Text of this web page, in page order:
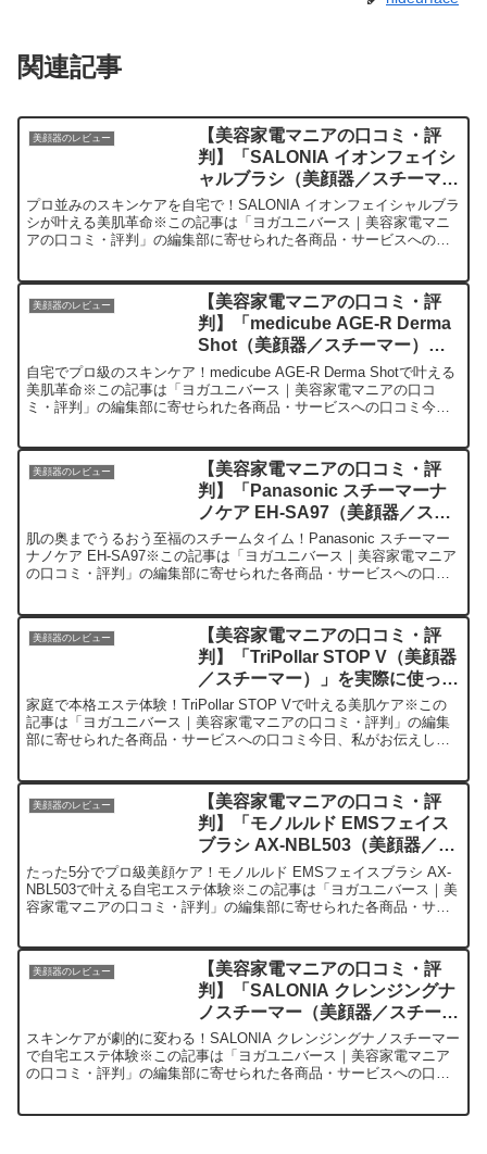
関連記事
美顔器のレビュー
【美容家電マニアの口コミ・評
判】「SALONIA イオンフェイシ
ャルブラシ（美顔器／スチーマ
ー）」を実際に使ってみた正直感
想
プロ並みのスキンケアを自宅で！SALONIA イオンフェイシャルブラ
シが叶える美肌革命※この記事は「ヨガユニバース｜美容家電マニ
アの口コミ・評判」の編集部に寄せられた各商品・サービスへの口
美顔器のレビュー
【美容家電マニアの口コミ・評
判】「medicube AGE-R Derma
Shot（美顔器／スチーマー）」
を実際に使ってみた正直感想
自宅でプロ級のスキンケア！medicube AGE-R Derma Shotで叶える
美肌革命※この記事は「ヨガユニバース｜美容家電マニアの口コ
ミ・評判」の編集部に寄せられた各商品・サービスへの口コミ今
美顔器のレビュー
【美容家電マニアの口コミ・評
判】「Panasonic スチーマーナ
ノケア EH-SA97（美顔器／スチ
ーマー）」を実際に使ってみた正
直感想
肌の奥までうるおう至福のスチームタイム！Panasonic スチーマー
ナノケア EH-SA97※この記事は「ヨガユニバース｜美容家電マニア
の口コミ・評判」の編集部に寄せられた各商品・サービスへの口コ
美顔器のレビュー
【美容家電マニアの口コミ・評
判】「TriPollar STOP V（美顔器
／スチーマー）」を実際に使って
みた正直感想
家庭で本格エステ体験！TriPollar STOP Vで叶える美肌ケア※この
記事は「ヨガユニバース｜美容家電マニアの口コミ・評判」の編集
部に寄せられた各商品・サービスへの口コミ今日、私がお伝えした
美顔器のレビュー
【美容家電マニアの口コミ・評
判】「モノルルド EMSフェイス
ブラシ AX-NBL503（美顔器／ス
チーマー）」を実際に使ってみた
正直感想
たった5分でプロ級美顔ケア！モノルルド EMSフェイスブラシ AX-
NBL503で叶える自宅エステ体験※この記事は「ヨガユニバース｜美
容家電マニアの口コミ・評判」の編集部に寄せられた各商品・サー
美顔器のレビュー
【美容家電マニアの口コミ・評
判】「SALONIA クレンジングナ
ノスチーマー（美顔器／スチーマ
ー）」を実際に使ってみた正直感
想
スキンケアが劇的に変わる！SALONIA クレンジングナノスチーマー
で自宅エステ体験※この記事は「ヨガユニバース｜美容家電マニア
の口コミ・評判」の編集部に寄せられた各商品・サービスへの口コ